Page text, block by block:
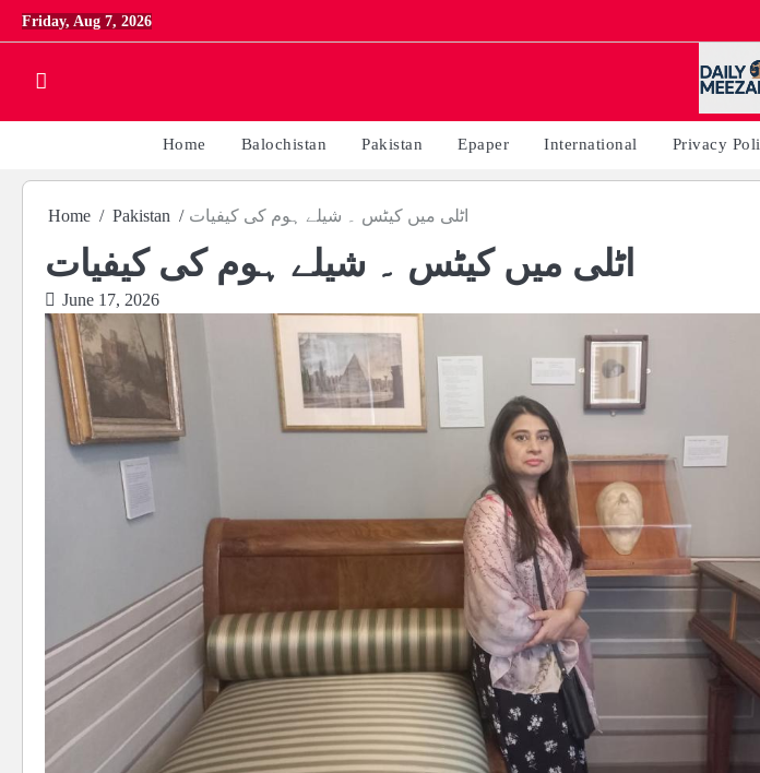
Skip
to
Friday, Aug 7, 2026
Home Balochistan Pakistan Epaper International Privacy
Home Pakistan اٹلی میں کیٹس ۔ شیلے ہوم کی کیفیات
اٹلی میں کیٹس ۔ شیلے ہوم کی کیفیات
June 17, 2026